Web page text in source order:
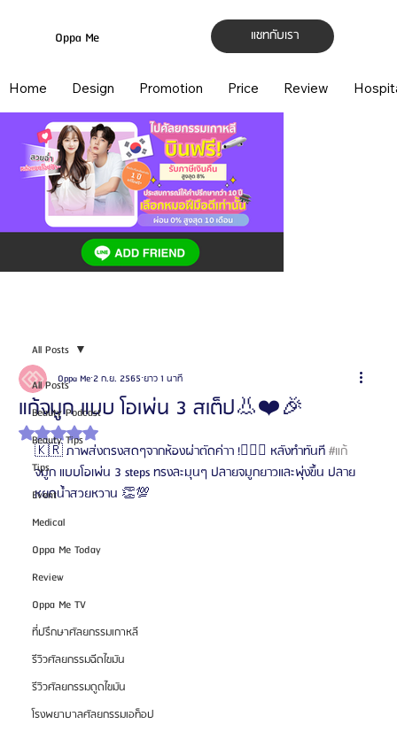
แชทกับเรา
Oppa Me
Home Design Promotion Price Review
All Posts
Beauty Podcast
Beauty Tips
Tips
Event
Medical
Oppa Me Today
Review
Oppa Me TV
ที่ปรึกษาศัลยกรรมเกาหลี
รีวิวศัลยกรรมฉีดไขมัน
รีวิวศัลยกรรมดูดไขมัน
โรงพยาบาลศัลยกรรมเอท็อป
All Posts
แก้จมูก แบบ โอเพ่น 3 สเต็ป👃❤️🎉
Oppa Me2 ก.ย. 2565 ยาว 1 นาที
ได้รับ NaN เต็ม 5 ดาว
🇰🇷 ภาพส่งตรงสดๆจากห้องผ่าตัดค่าา !👨🏻‍⚕️ หลังทำทันที #แก
จมูก แบบโอเพ่น 3 steps ทรงละมุนๆ ปลายจมูกยาวและพุ่งขึ้น ปลาย
หยดน้ำสวยหวาน 👏💯